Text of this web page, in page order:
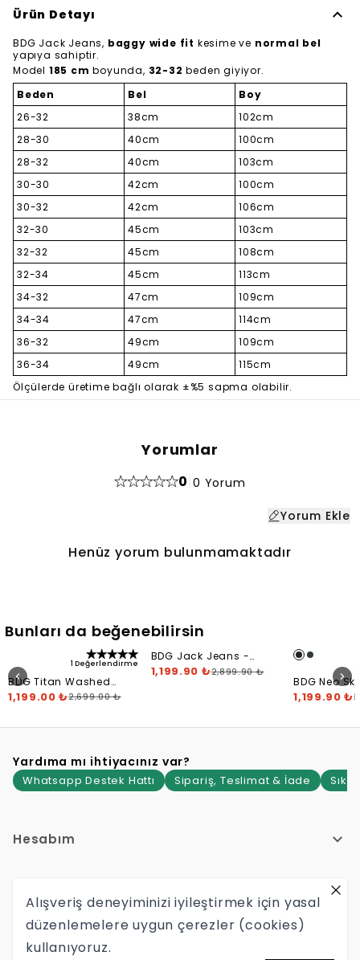
Alışveriş deneyiminizi iyileştirmek için yasal
düzenlemelere uygun çerezler (cookies)
kullanıyoruz.
Ürün Detayı
BDG Jack Jeans, baggy wide fit kesime ve normal bel
yapıya sahiptir.
Model 185 cm boyunda, 32-32 beden giyiyor.
Beden
Bel
Boy
26-32
38cm
102cm
28-30
40cm
100cm
28-32
40cm
103cm
30-30
42cm
100cm
30-32
42cm
106cm
32-30
45cm
103cm
32-32
45cm
108cm
32-34
45cm
113cm
34-32
47cm
109cm
34-34
47cm
114cm
36-32
49cm
109cm
36-34
49cm
115cm
Ölçülerde üretime bağlı olarak ±%5 sapma olabilir.
Yorumlar
0 0 Yorum
Yorum Ekle
Henüz yorum bulunmamaktadır
Bunları da beğenebilirsin
1 Değerlendirme
BDG Titan Washed
Relaxed Jeans - Brown
1,199.00 ₺2,699.00 ₺
BDG Jack Jeans -
Smokey Grey
1,199.90 ₺2,899.90 ₺
BDG Neo
Leg Jeans
1,199.90 ₺
Yardıma mı ihtiyacınız var?
Whatsapp Destek Hattı Sipariş, Teslimat & İade
Hesabım
Yardım